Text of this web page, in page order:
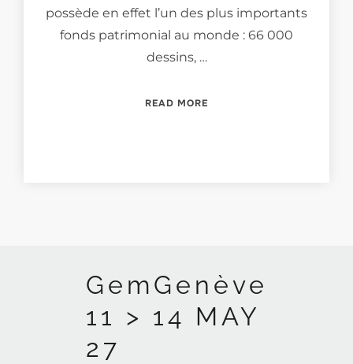
possède en effet l’un des plus importants
fonds patrimonial au monde : 66 000
dessins, …
READ MORE
GemGenève
11 > 14 MAY
27